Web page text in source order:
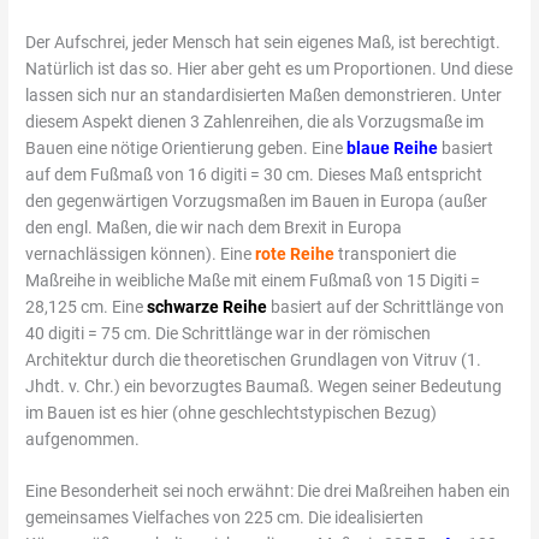
Der Aufschrei, jeder Mensch hat sein eigenes Maß, ist berechtigt.
Natürlich ist das so. Hier aber geht es um Proportionen. Und diese
lassen sich nur an standardisierten Maßen demonstrieren. Unter
diesem Aspekt dienen 3 Zahlenreihen, die als Vorzugsmaße im
Bauen eine nötige Orientierung geben. Eineblaue Reihe basiert
auf dem Fußmaß von 16 digiti = 30 cm. Dieses Maß entspricht
den gegenwärtigen Vorzugsmaßen im Bauen in Europa (außer
den engl. Maßen, die wir nach dem Brexit in Europa
vernachlässigen können). Einerote Reihetransponiert die
Maßreihe in weibliche Maße mit einem Fußmaß von 15 Digiti =
28,125 cm. Eineschwarze Reihe basiert auf der Schrittlänge von
40 digiti = 75 cm. Die Schrittlänge war in der römischen
Architektur durch die theoretischen Grundlagen von Vitruv (1.
Jhdt. v. Chr.) ein bevorzugtes Baumaß. Wegen seiner Bedeutung
im Bauen ist es hier (ohne geschlechtstypischen Bezug)
aufgenommen.
Eine Besonderheit sei noch erwähnt: Die drei Maßreihen haben ein
gemeinsames Vielfaches von 225 cm. Die idealisierten